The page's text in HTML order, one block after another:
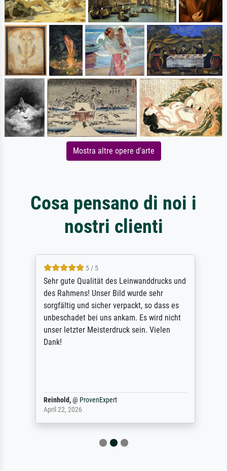
Mostra altre opere d'arte
Cosa pensano di noi i
nostri clienti
5 / 5
Sehr gute Qualität des Leinwanddrucks und
des Rahmens! Unser Bild wurde sehr
sorgfältig und sicher verpackt, so dass es
unbeschadet bei uns ankam. Es wird nicht
unser letzter Meisterdruck sein. Vielen
Dank!
Reinhold,@ ProvenExpert
April 22, 2026